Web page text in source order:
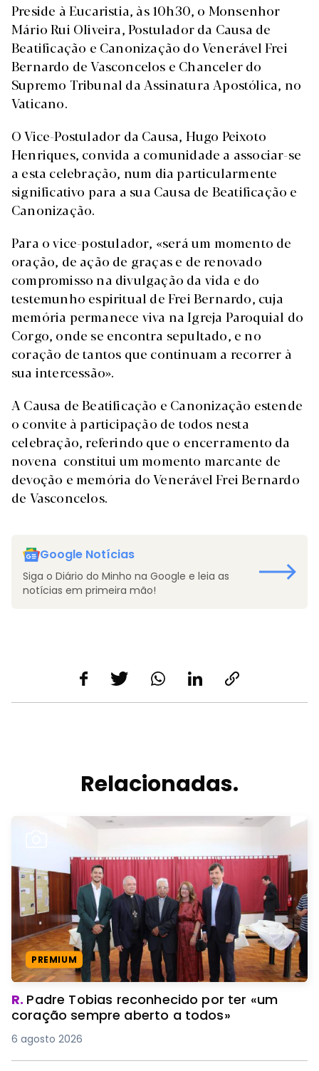
Preside à Eucaristia, às 10h30, o Monsenhor
Mário Rui Oliveira, Postulador da Causa de
Beatificação e Canonização do Venerável Frei
Bernardo de Vasconcelos e Chanceler do
Supremo Tribunal da Assinatura Apostólica, no
Vaticano.
O Vice-Postulador da Causa, Hugo Peixoto
Henriques, convida a comunidade a associar-se
a esta celebração, num dia particularmente
significativo para a sua Causa de Beatificação e
Canonização.
Para o vice-postulador, «será um momento de
oração, de ação de graças e de renovado
compromisso na divulgação da vida e do
testemunho espiritual de Frei Bernardo, cuja
memória permanece viva na Igreja Paroquial do
Corgo, onde se encontra sepultado, e no
coração de tantos que continuam a recorrer à
sua intercessão».
A Causa de Beatificação e Canonização estende
o convite à participação de todos nesta
celebração, referindo que o encerramento da
novena constitui um momento marcante de
devoção e memória do Venerável Frei Bernardo
de Vasconcelos.
Google Notícias
Siga o Diário do Minho na Google e leia as
notícias em primeira mão!
Relacionadas.
PREMIUM
R. Padre Tobias reconhecido por ter «um
coração sempre aberto a todos»
6 agosto 2026